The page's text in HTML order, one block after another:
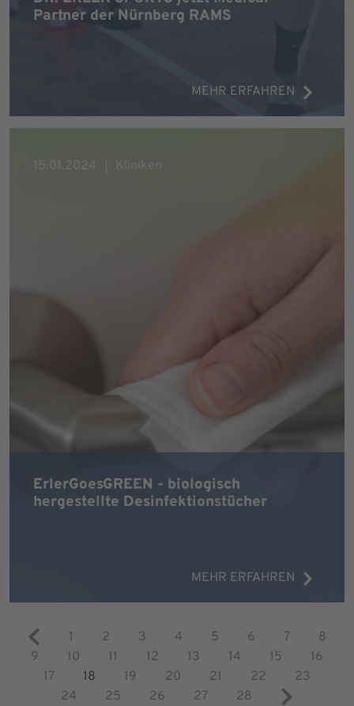
Partner der Nürnberg RAMS
MEHR ERFAHREN
ErlerGoesGREEN - biologisch
hergestellte Desinfektionstücher
MEHR ERFAHREN
15.01.2024 Kliniken
1 2 3 4 5 6 7
8
9
10 11 12 13 14 15
16
17
18 19 20 21 22
23
24
25 26 27 28